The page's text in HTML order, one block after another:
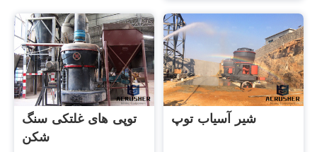
توپی های غلتکی سنگ
شکن
شیر آسیاب توپ